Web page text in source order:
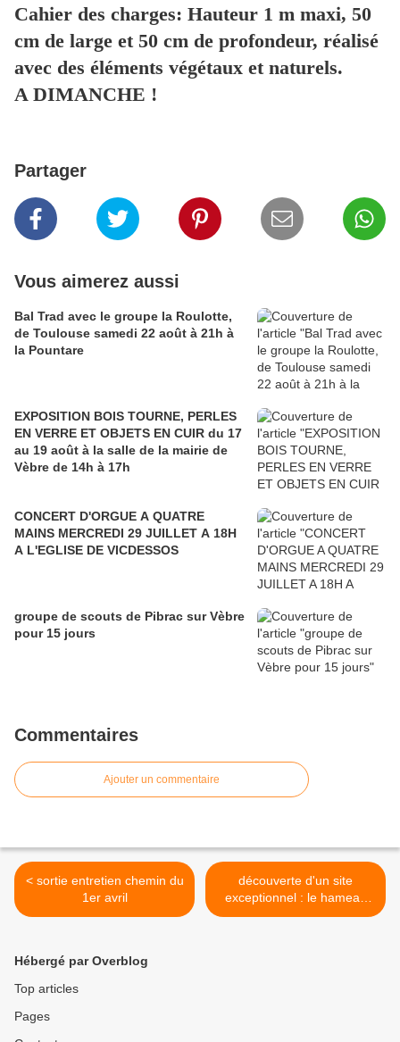
Cahier des charges: Hauteur 1 m maxi, 50
cm de large et 50 cm de profondeur, réalisé
avec des éléments végétaux et naturels.
A DIMANCHE !
Partager
Vous aimerez aussi
Bal Trad avec le groupe la Roulotte,
de Toulouse samedi 22 août à 21h à
la Pountare
EXPOSITION BOIS TOURNE, PERLES
EN VERRE ET OBJETS EN CUIR du 17
au 19 août à la salle de la mairie de
Vèbre de 14h à 17h
CONCERT D'ORGUE A QUATRE
MAINS MERCREDI 29 JUILLET A 18H
A L'EGLISE DE VICDESSOS
groupe de scouts de Pibrac sur Vèbre
pour 15 jours
Commentaires
Ajouter un commentaire
< sortie entretien chemin du
1er avril
découverte d'un site
exceptionnel : le hameau
des Goutets >
Hébergé par Overblog
Top articles
Pages